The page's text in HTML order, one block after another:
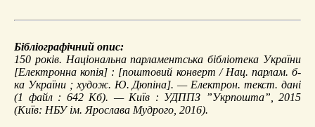
Бібліографічний опис:
150 років. Національна парламентська бібліотека України
[Електронна копія] : [поштовий конверт / Нац. парлам. б-
ка України ; худож. Ю. Дюпіна]. — Електрон. текст. дані
(1 файл : 642 Кб). — Київ : УДППЗ ”Укрпошта”, 2015
(Київ: НБУ ім. Ярослава Мудрого, 2016).